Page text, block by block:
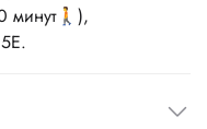
минут🚶),